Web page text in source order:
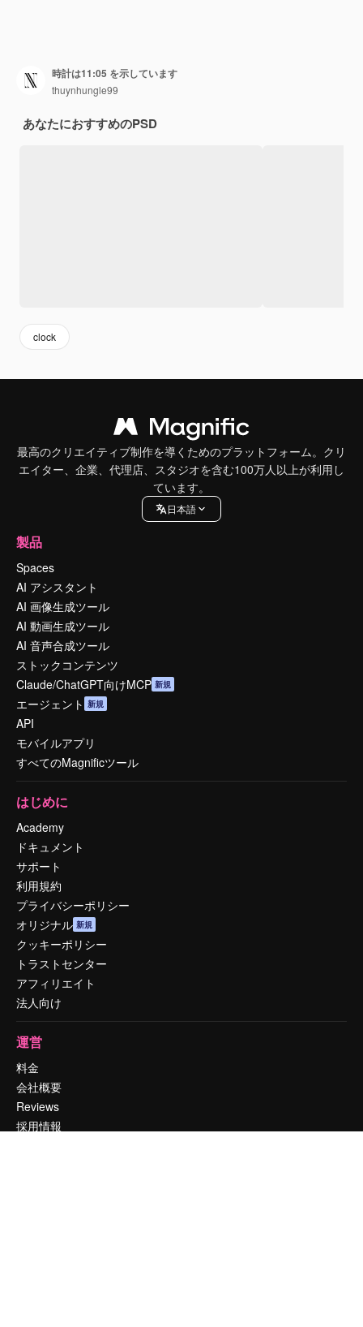
時計は11:05 を示しています
thuynhungle99
あなたにおすすめのPSD
clock
最高のクリエイティブ制作を導くためのプラットフォーム。クリ
エイター、企業、代理店、スタジオを含む100万人以上が利用し
ています。
日本語
製品
Spaces
AI アシスタント
AI 画像生成ツール
AI 動画生成ツール
AI 音声合成ツール
ストックコンテンツ
Claude/ChatGPT向けMCP 新規
エージェント 新規
API
モバイルアプリ
すべてのMagnificツール
はじめに
Academy
ドキュメント
サポート
利用規約
プライバシーポリシー
オリジナル 新規
クッキーポリシー
トラストセンター
アフィリエイト
法人向け
運営
料金
会社概要
Reviews
採用情報